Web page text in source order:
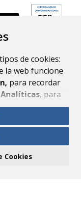
de cookies:
la web funcione
para recordar
Analíticas, para
y sus servicios.
todas”
pulsa el botón
técnicas
Cookies